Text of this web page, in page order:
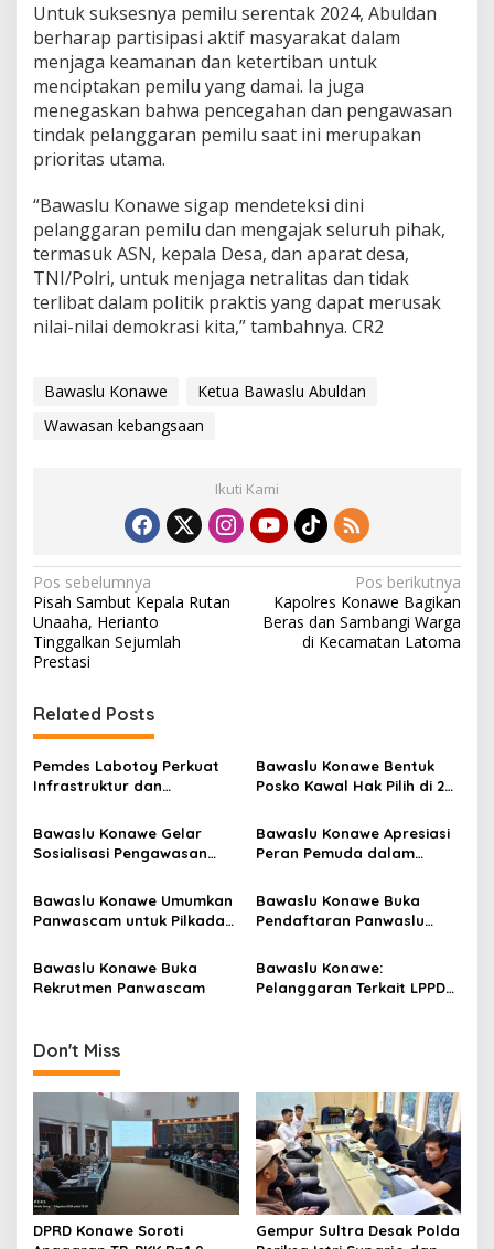
Untuk suksesnya pemilu serentak 2024, Abuldan
berharap partisipasi aktif masyarakat dalam
menjaga keamanan dan ketertiban untuk
menciptakan pemilu yang damai. Ia juga
menegaskan bahwa pencegahan dan pengawasan
tindak pelanggaran pemilu saat ini merupakan
prioritas utama.
“Bawaslu Konawe sigap mendeteksi dini
pelanggaran pemilu dan mengajak seluruh pihak,
termasuk ASN, kepala Desa, dan aparat desa,
TNI/Polri, untuk menjaga netralitas dan tidak
terlibat dalam politik praktis yang dapat merusak
nilai-nilai demokrasi kita,” tambahnya. CR2
Bawaslu Konawe
Ketua Bawaslu Abuldan
Wawasan kebangsaan
Ikuti Kami
N
a
v
g
a
s
p
o
s
Pos sebelumnya
Pisah Sambut Kepala Rutan
Unaaha, Herianto
Tinggalkan Sejumlah
Prestasi
Pos berikutnya
Kapolres Konawe Bagikan
Beras dan Sambangi Warga
di Kecamatan Latoma
Related Posts
Pemdes Labotoy Perkuat
Infrastruktur dan
Bawaslu Konawe Bentuk
Posko Kawal Hak Pilih di 28
Bawaslu Konawe Gelar
Sosialisasi Pengawasan
Pilkada 2024
Bawaslu Konawe Apresiasi
Peran Pemuda dalam
Pilkada 2024
Bawaslu Konawe Umumkan
Panwascam untuk Pilkada
Bawaslu Konawe Buka
Pendaftaran Panwaslu
Pilkada 2024
Bawaslu Konawe Buka
Rekrutmen Panwascam
Bawaslu Konawe:
Pelanggaran Terkait LPPDK
Don't Miss
DPRD Konawe Soroti
Gempur Sultra Desak Polda